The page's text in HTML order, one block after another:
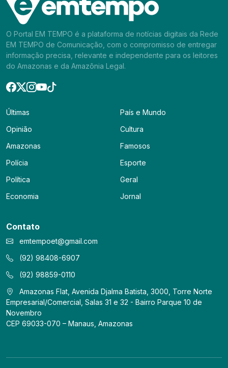
O Portal EM TEMPO é a plataforma de notícias digitais da Rede
EM TEMPO de Comunicação, com o compromisso de entregar
informação precisa, relevante e independente para os leitores
do Amazonas e da Amazônia Legal.
Últimas
Opinião
Amazonas
Polícia
Política
Economia
País e Mundo
Cultura
Famosos
Esporte
Geral
Jornal
Contato
emtempoet@gmail.com
(92) 98408-6907
(92) 98859-0110
Amazonas Flat, Avenida Djalma Batista, 3000, Torre Norte
Empresarial/Comercial, Salas 31 e 32 - Bairro Parque 10 de
Novembro
CEP 69033-070 – Manaus, Amazonas